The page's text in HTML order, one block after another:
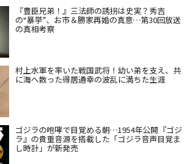
『豊臣兄弟！』三法師の誘拐は史実？秀吉
の“暴挙”、お市＆勝家再婚の真意…第30回放送
の真相考察
村上水軍を率いた戦国武将！幼い弟を支え、共
に海へ散った得居通幸の波乱に満ちた生涯
ゴジラの咆哮で目覚める朝…1954年公開『ゴジ
ラ』の貴重音源を搭載した「ゴジラ音声目覚ま
し時計」が新発売